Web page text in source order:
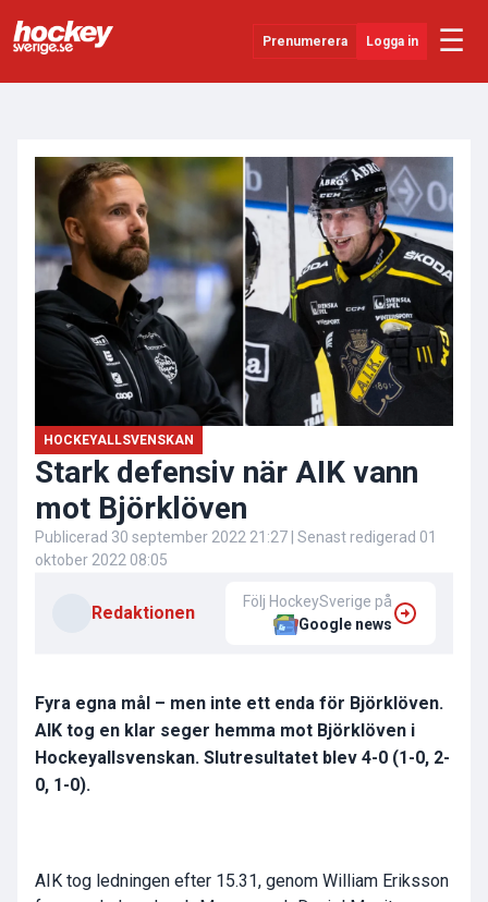
Prenumerera Logga in ☰
SHL
Evenemang
Övrigt
HOCKEYALLSVENSKAN
Stark defensiv när AIK vann
mot Björklöven
Publicerad 30 september 2022 21:27 | Senast redigerad 01
oktober 2022 08:05
Redaktionen
Följ HockeySverige på
Google news
Fyra egna mål – men inte ett enda för Björklöven.
AIK tog en klar seger hemma mot Björklöven i
Hockeyallsvenskan. Slutresultatet blev 4-0 (1-0, 2-
0, 1-0).
AIK tog ledningen efter 15.31, genom William Eriksson